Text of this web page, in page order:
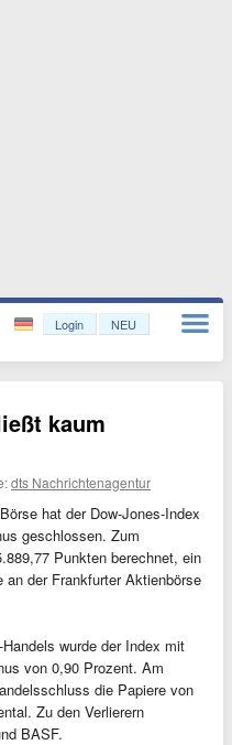
Login NEU
kaum
dts Nachrichtenagentur
hat der Dow-Jones-Index
geschlossen. Zum
Punkten berechnet, ein
der Frankfurter Aktienbörse
wurde der Index mit
von 0,90 Prozent. Am
die Papiere von
Zu den Verlierern
BASF.